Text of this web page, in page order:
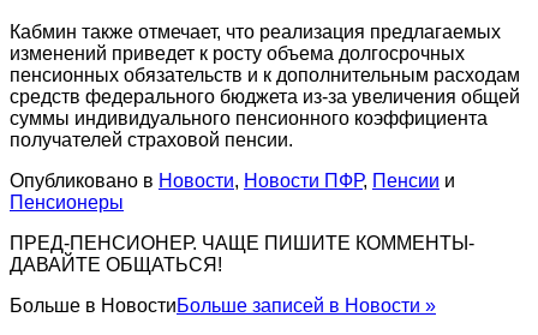
Кабмин также отмечает, что реализация предлагаемых
изменений приведет к росту объема долгосрочных
пенсионных обязательств и к дополнительным расходам
средств федерального бюджета из-за увеличения общей
суммы индивидуального пенсионного коэффициента
получателей страховой пенсии.
Опубликовано в Новости, Новости ПФР, Пенсии и
Пенсионеры
ПРЕД-ПЕНСИОНЕР. ЧАЩЕ ПИШИТЕ КОММЕНТЫ-
ДАВАЙТЕ ОБЩАТЬСЯ!
Больше в НовостиБольше записей в Новости »